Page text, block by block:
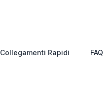
Collegamenti Rapidi FAQ